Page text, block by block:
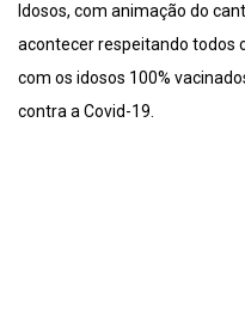
Idosos, com animação do
acontecer respeitando todos
com os idosos 100%
contra a Covid-19.